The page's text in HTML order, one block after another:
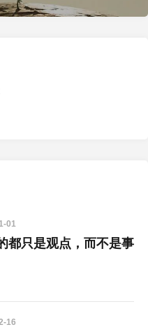
01
都只是观点，而不是事
16